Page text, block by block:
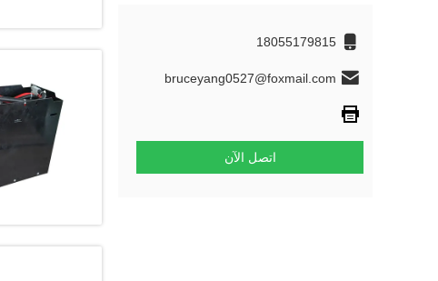
18055179815
bruceyang0527@foxmail.com
اتصل الآن